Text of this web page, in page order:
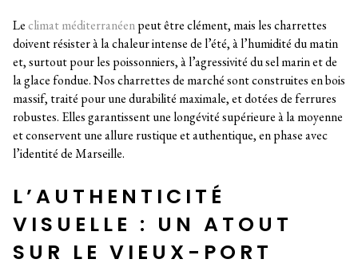
Le climat méditerranéenpeut être clément, mais les charrettes
doivent résister à la chaleur intense de l’été, à l’humidité du matin
et, surtout pour les poissonniers, à l’agressivité du sel marin et de
la glace fondue. Nos charrettes de marché sont construites en bois
massif, traité pour une durabilité maximale, et dotées de ferrures
robustes. Elles garantissent une longévité supérieure à la moyenne
et conservent une allure rustique et authentique, en phase avec
l’identité de Marseille.
L’AUTHENTICITÉ
VISUELLE : UN ATOUT
SUR LE VIEUX-PORT